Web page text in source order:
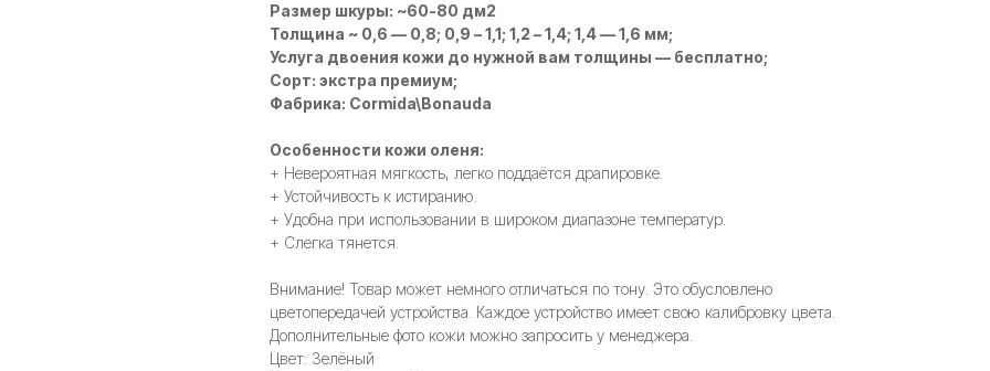
Размер шкуры: ~60-80 дм2
Толщина ~ 0,6 — 0,8; 0,9 – 1,1; 1,2 – 1,4; 1,4 — 1,6 мм;
Услуга двоения кожи до нужной вам толщины — бесплатно;
Сорт: экстра премиум;
Фабрика: Cormida\Bonauda
Особенности кожи оленя:
+ Невероятная мягкость, легко поддаётся драпировке.
+ Устойчивость к истиранию.
+ Удобна при использовании в широком диапазоне температур.
+ Слегка тянется.
Внимание! Товар может немного отличаться по тону. Это обусловлено
цветопередачей устройства. Каждое устройство имеет свою калибровку цвета.
Дополнительные фото кожи можно запросить у менеджера.
Цвет: Зелёный